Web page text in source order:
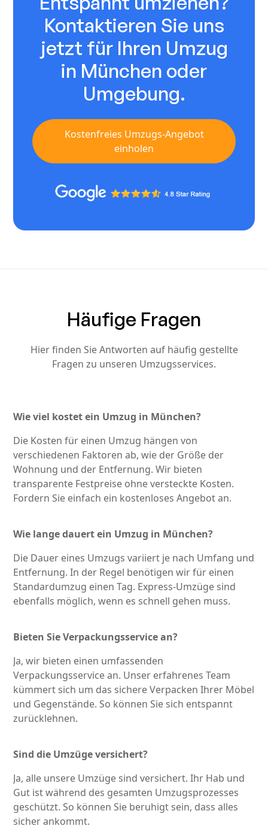
Kontaktieren Sie uns
jetzt für Ihren Umzug
in München oder
Umgebung.
Kostenfreies Umzugs-Angebot
einholen
Häufige Fragen
Hier finden Sie Antworten auf häufig gestellte
Fragen zu unseren Umzugsservices.
Wie viel kostet ein Umzug in München?
Die Kosten für einen Umzug hängen von
verschiedenen Faktoren ab, wie der Größe der
Wohnung und der Entfernung. Wir bieten
transparente Festpreise ohne versteckte Kosten.
Fordern Sie einfach ein kostenloses Angebot an.
Wie lange dauert ein Umzug in München?
Die Dauer eines Umzugs variiert je nach Umfang und
Entfernung. In der Regel benötigen wir für einen
Standardumzug einen Tag. Express-Umzüge sind
ebenfalls möglich, wenn es schnell gehen muss.
Bieten Sie Verpackungsservice an?
Ja, wir bieten einen umfassenden
Verpackungsservice an. Unser erfahrenes Team
kümmert sich um das sichere Verpacken Ihrer Möbel
und Gegenstände. So können Sie sich entspannt
zurücklehnen.
Sind die Umzüge versichert?
Ja, alle unsere Umzüge sind versichert. Ihr Hab und
Gut ist während des gesamten Umzugsprozesses
geschützt. So können Sie beruhigt sein, dass alles
sicher ankommt.